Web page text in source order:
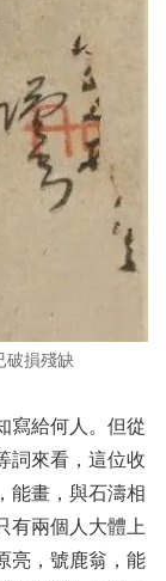
破損殘缺
給何人。但從
詞來看，這位收
能畫，與石濤相
有兩個人大體上
亮，號鹿翁，能